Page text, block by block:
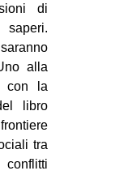
di
saperi.
alla
con la
libro
tra